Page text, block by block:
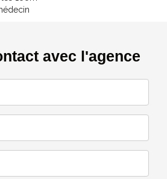
avec l'agence